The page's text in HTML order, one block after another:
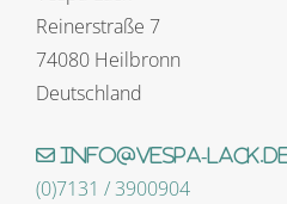
Reinerstraße 7
74080 Heilbronn
Deutschland
info@vespa-
(0)7131 / 3900904